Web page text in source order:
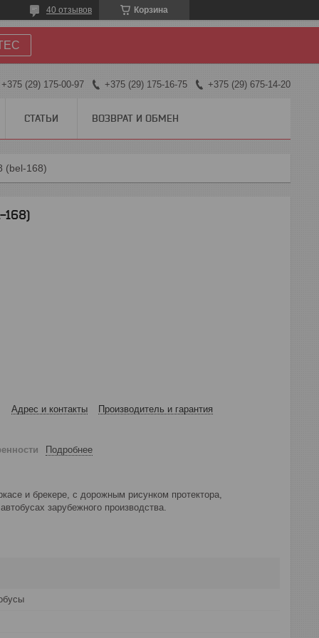
Корзина
40 отзывов
+375 (29) 175-00-97 +375 (29) 175-16-75 +375 (29) 675-14-20
СТАТЬИ ВОЗВРАТ И ОБМЕН
(bel-168)
168)
Адрес и контакты Производитель и гарантия
Подробнее
и брекере, с дорожным рисунком протектора,
зарубежного производства.